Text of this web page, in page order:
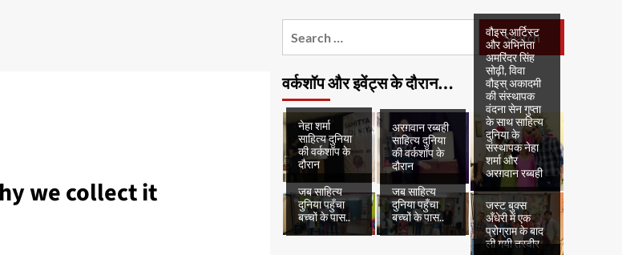
we collect it
वर्कशॉप और इवेंट्स के दौरान…
नेहा शर्मा
साहित्य दुनिया
की वर्कशॉप के
दौरान
अरग़वान रब्बही
साहित्य दुनिया
की वर्कशॉप के
दौरान
वौइस् आर्टिस्ट
और अभिनेता
अमरिंदर सिंह
सोढ़ी, विवा
वौइस् अकादमी
की संस्थापक
वंदना सेन गुप्ता
के साथ साहित्य
दुनिया के
संस्थापक नेहा
शर्मा और
अरग़वान रब्बही
जब साहित्य
दुनिया पहुँचा
बच्चों के पास..
जब साहित्य
दुनिया पहुँचा
बच्चों के पास..
जस्ट बुक्स
अँधेरी में एक
प्रोग्राम के बाद
ली गयी तस्वीर